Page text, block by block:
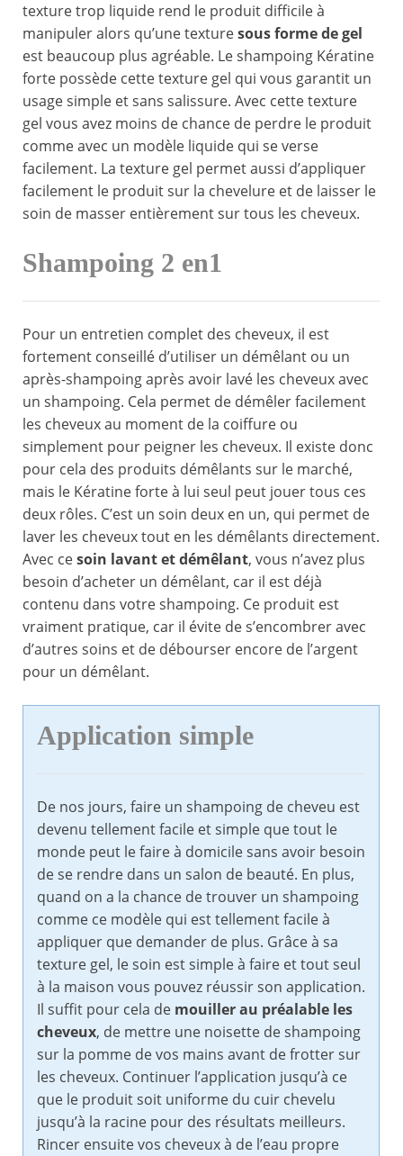
texture trop liquide rend le produit difficile à
manipuler alors qu’une texturesous forme de gel
est beaucoup plus agréable. Le shampoing Kératine
forte possède cette texture gel qui vous garantit un
usage simple et sans salissure. Avec cette texture
gel vous avez moins de chance de perdre le produit
comme avec un modèle liquide qui se verse
facilement. La texture gel permet aussi d’appliquer
facilement le produit sur la chevelure et de laisser le
soin de masser entièrement sur tous les cheveux.
Shampoing 2 en1
Pour un entretien complet des cheveux, il est
fortement conseillé d’utiliser un démêlant ou un
après-shampoing après avoir lavé les cheveux avec
un shampoing. Cela permet de démêler facilement
les cheveux au moment de la coiffure ou
simplement pour peigner les cheveux. Il existe donc
pour cela des produits démêlants sur le marché,
mais le Kératine forte à lui seul peut jouer tous ces
deux rôles. C’est un soin deux en un, qui permet de
laver les cheveux tout en les démêlants directement.
Avec cesoin lavant et démêlant, vous n’avez plus
besoin d’acheter un démêlant, car il est déjà
contenu dans votre shampoing. Ce produit est
vraiment pratique, car il évite de s’encombrer avec
d’autres soins et de débourser encore de l’argent
pour un démêlant.
Application simple
De nos jours, faire un shampoing de cheveu est
devenu tellement facile et simple que tout le
monde peut le faire à domicile sans avoir besoin
de se rendre dans un salon de beauté. En plus,
quand on a la chance de trouver un shampoing
comme ce modèle qui est tellement facile à
appliquer que demander de plus. Grâce à sa
texture gel, le soin est simple à faire et tout seul
à la maison vous pouvez réussir son application.
Il suffit pour cela de mouiller au préalable les
cheveux, de mettre une noisette de shampoing
sur la pomme de vos mains avant de frotter sur
les cheveux. Continuer l’application jusqu’à ce
que le produit soit uniforme du cuir chevelu
jusqu’à la racine pour des résultats meilleurs.
Rincer ensuite vos cheveux à de l’eau propre